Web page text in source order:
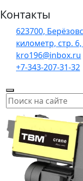
Контакты
623700,
километр, стр.
kro196@inbox.ru
+7-343-207-31-32